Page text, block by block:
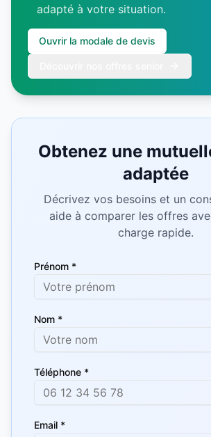
adapté à votre situation.
Ouvrir la modale de devis
Obtenez une
adaptée
Décrivez vos besoins et un
aide à comparer les offres
charge rapide.
Prénom *
Nom *
Téléphone *
Email *